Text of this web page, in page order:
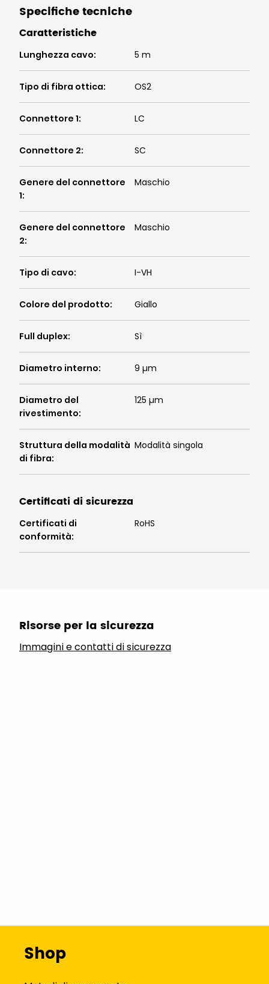
Specifiche tecniche
Caratteristiche
Lunghezza cavo: 5 m
Tipo di fibra ottica: OS2
Connettore 1: LC
Connettore 2: SC
Genere del connettore
1:
Maschio
Genere del connettore
2:
Maschio
Tipo di cavo: I-VH
Colore del prodotto: Giallo
Full duplex: Sì
Diametro interno: 9 µm
Diametro del
rivestimento:
125 µm
Struttura della modalità
di fibra:
Modalità singola
Certificati di sicurezza
Certificati di
conformità:
RoHS
Risorse per la sicurezza
Immagini e contatti di sicurezza
Shop